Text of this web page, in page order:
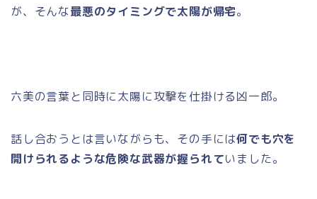
が、そんな最悪のタイミングで太陽が帰宅。
六美の言葉と同時に太陽に攻撃を仕掛ける凶一郎。
話し合おうとは言いながらも、その手には何でも穴を
開けられるような危険な武器が握られていました。